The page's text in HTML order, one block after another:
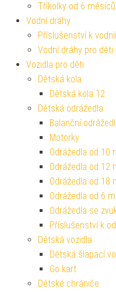
Tříkolky od 6 měsíců
Vodní dráhy
Příslušenství k
Vodní dráhy pro děti
Vozidla pro děti
Dětská kola
Dětská kola 12
Dětská odrážedla
Balanční
Motorky
Odrážedla od 10
Odrážedla od 12
Odrážedla od 18
Odrážedla od 6
Odrážedla se
Příslušenství k
Dětská vozidla
Dětská šlapací
Go kart
Dětské chrániče